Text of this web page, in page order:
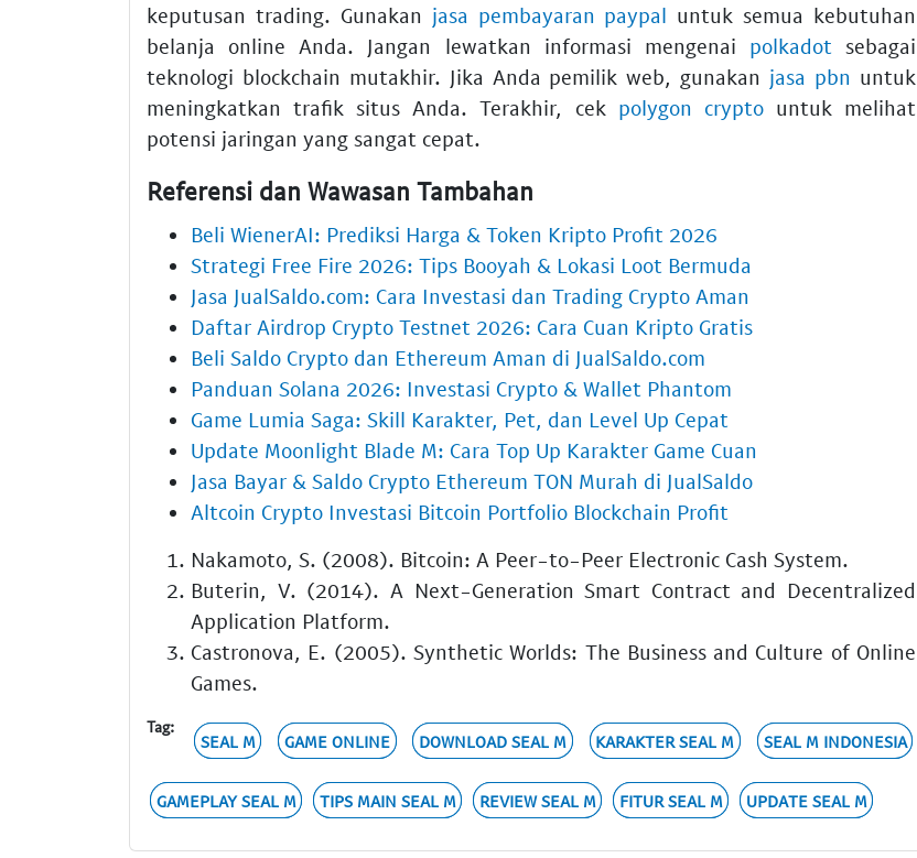
keputusan trading. Gunakan jasa pembayaran paypal untuk semua kebutuhan
belanja online Anda. Jangan lewatkan informasi mengenai polkadot sebagai
teknologi blockchain mutakhir. Jika Anda pemilik web, gunakan jasa pbn untuk
meningkatkan trafik situs Anda. Terakhir, cek polygon cryptountuk melihat
potensi jaringan yang sangat cepat.
Referensi dan Wawasan Tambahan
Beli WienerAI: Prediksi Harga & Token Kripto Profit 2026
Strategi Free Fire 2026: Tips Booyah & Lokasi Loot Bermuda
Jasa JualSaldo.com: Cara Investasi dan Trading Crypto Aman
Daftar Airdrop Crypto Testnet 2026: Cara Cuan Kripto Gratis
Beli Saldo Crypto dan Ethereum Aman di JualSaldo.com
Panduan Solana 2026: Investasi Crypto & Wallet Phantom
Game Lumia Saga: Skill Karakter, Pet, dan Level Up Cepat
Update Moonlight Blade M: Cara Top Up Karakter Game Cuan
Jasa Bayar & Saldo Crypto Ethereum TON Murah di JualSaldo
Altcoin Crypto Investasi Bitcoin Portfolio Blockchain Profit
Nakamoto, S. (2008). Bitcoin: A Peer-to-Peer Electronic Cash System.
Buterin, V. (2014). A Next-Generation Smart Contract and Decentralized
Application Platform.
Castronova, E. (2005). Synthetic Worlds: The Business and Culture of Online
Games.
Tag:
SEAL M GAME ONLINE DOWNLOAD SEAL M KARAKTER SEAL M SEAL M INDONESIA
GAMEPLAY SEAL M TIPS MAIN SEAL M REVIEW SEAL M FITUR SEAL M UPDATE SEAL M